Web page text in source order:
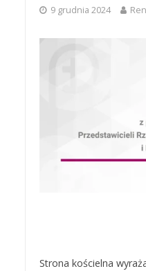
9 grudnia 2024
Strona kościelna